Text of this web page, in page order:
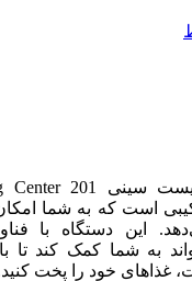
است که به شما امکان
این دستگاه با
به شما کمک کند تا
غذاهای خود را پخت